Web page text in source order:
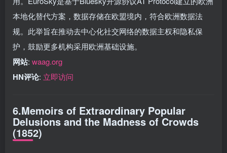
本地化替代方案，数据存储在欧盟境内，符合欧洲数据法
规。此举旨在推动去中心化社交网络的数据主权和隐私保
护，鼓励更多机构采用欧洲基础设施。
网站: waag.org
HN评论: 立即访问
6.Memoirs of Extraordinary Popular
Delusions and the Madness of Crowds
(1852)